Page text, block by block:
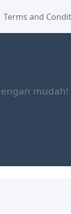
Terms and
mudah!